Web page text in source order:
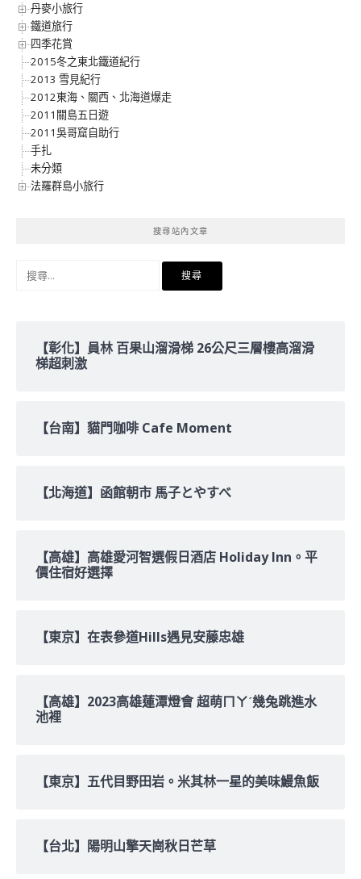
丹麥小旅行
鐵道旅行
四季花賞
2015冬之東北鐵道紀行
2013 雪見紀行
2012東海、關西、北海道爆走
2011關島五日遊
2011吳哥窟自助行
手扎
未分類
法羅群島小旅行
搜尋站內文章
【彰化】員林 百果山溜滑梯 26公尺三層樓高溜滑
梯超刺激
【台南】貓門咖啡 Cafe Moment
【北海道】函館朝市 馬子とやすべ
【高雄】高雄愛河智選假日酒店 Holiday Inn。平
價住宿好選擇
【東京】在表參道Hills遇見安藤忠雄
【高雄】2023高雄蓮潭燈會 超萌ㄇㄚˊ幾兔跳進水
池裡
【東京】五代目野田岩。米其林一星的美味鰻魚飯
【台北】陽明山擎天崗秋日芒草